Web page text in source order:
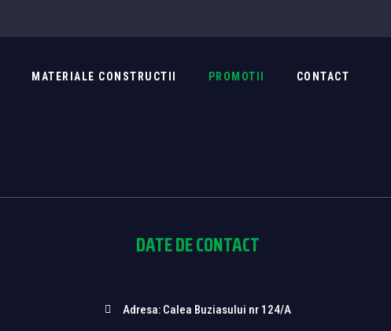
MATERIALE CONSTRUCTII PROMOTII CONTACT
DATE DE CONTACT
Adresa: Calea Buziasului nr 124/A